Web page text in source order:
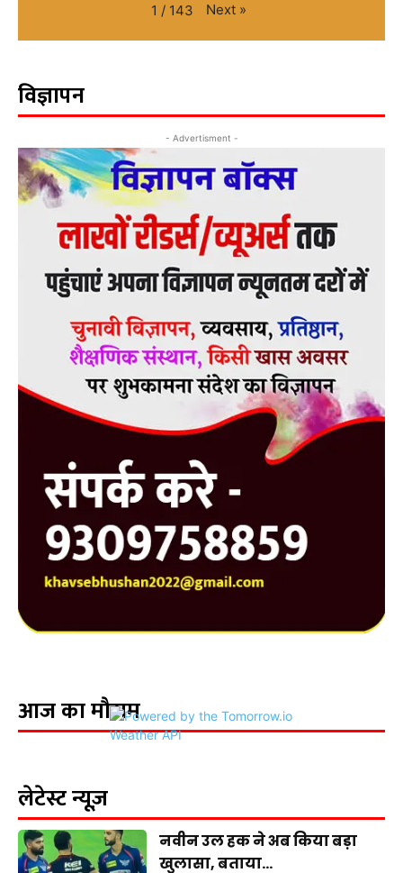
1 / 143 Next »
विज्ञापन
- Advertisment -
आज का मौसम
लेटेस्ट न्यूज़
नवीन उल हक ने अब किया बड़ा
खुलासा, बताया...